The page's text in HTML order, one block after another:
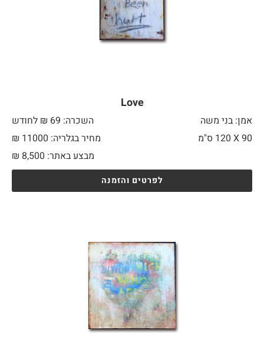
Love
אמן: בני משה
השכרה: 69 ₪ לחודש
90 X
מחיר בגלריה: 11000 ₪
מבצע באתר:
₪ 8,500
לפרטים והזמנה